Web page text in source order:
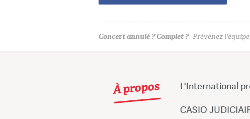
Concert annulé ? Complet ? Prévenez
À propos L'International
CASIO